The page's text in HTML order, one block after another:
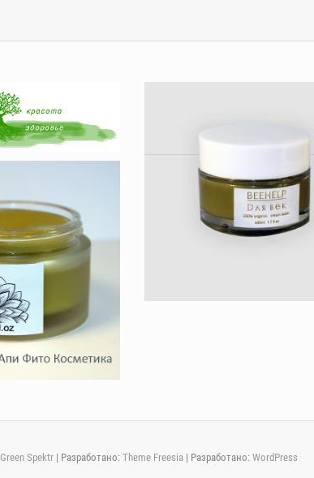
Green Spektr| Разработано: Theme Freesia| Разработано: WordPress